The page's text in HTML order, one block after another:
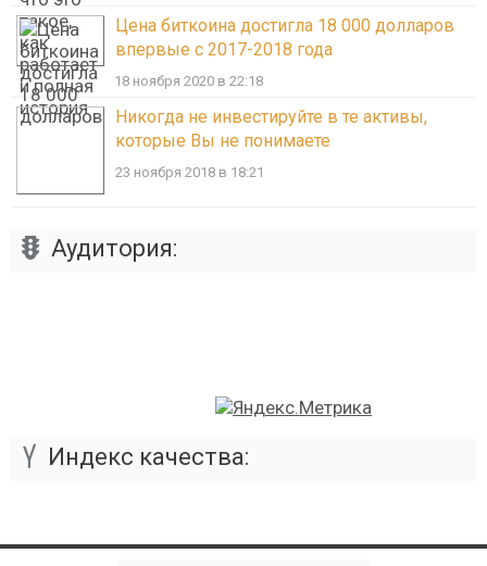
Цена биткоина достигла 18 000 долларов
впервые с 2017-2018 года
18 ноября 2020 в 22:18
Никогда не инвестируйте в те активы,
которые Вы не понимаете
23 ноября 2018 в 18:21
Аудитория:
Индекс качества: